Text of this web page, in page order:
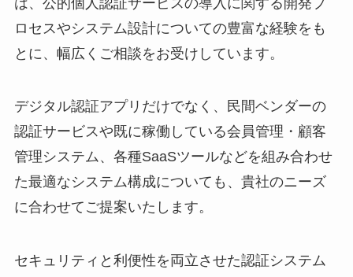
ロセスやシステム設計についての豊富な経験をも
とに、幅広くご相談をお受けしています。
デジタル認証アプリだけでなく、民間ベンダーの
認証サービスや既に稼働している会員管理・顧客
管理システム、各種SaaSツールなどを組み合わせ
た最適なシステム構成についても、貴社のニーズ
に合わせてご提案いたします。
セキュリティと利便性を両立させた認証システム